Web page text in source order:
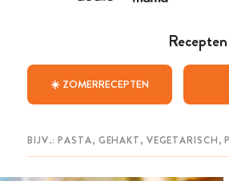
Recepten
☀️ ZOMERRECEPTEN